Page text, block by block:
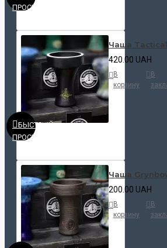
ПРОСМОТР
БЫСТРЫЙ
ПРОСМОТР
Чаша
420.00 UAH
В
корзину
В
Чаша
200.00 UAH
В
корзину
В